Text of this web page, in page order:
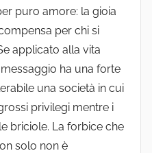
puro amore: la gioia
per chi si
applicato alla vita
ha una forte
una società in cui
privilegi mentre i
briciole. La forbice che
solo non è